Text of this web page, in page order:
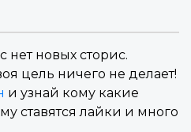
нет новых сторис.
цель ничего не делает!
и узнай кому какие
ставятся лайки и много